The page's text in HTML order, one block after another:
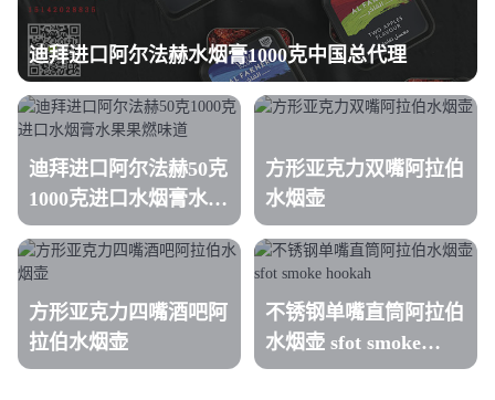
迪拜进口阿尔法赫水烟膏1000克中国总代理
迪拜进口阿尔法赫50克
1000克进口水烟膏水果
果燃味道
方形亚克力双嘴阿拉伯
水烟壶
方形亚克力四嘴酒吧阿
拉伯水烟壶
不锈钢单嘴直筒阿拉伯
水烟壶 sfot smoke
hookah